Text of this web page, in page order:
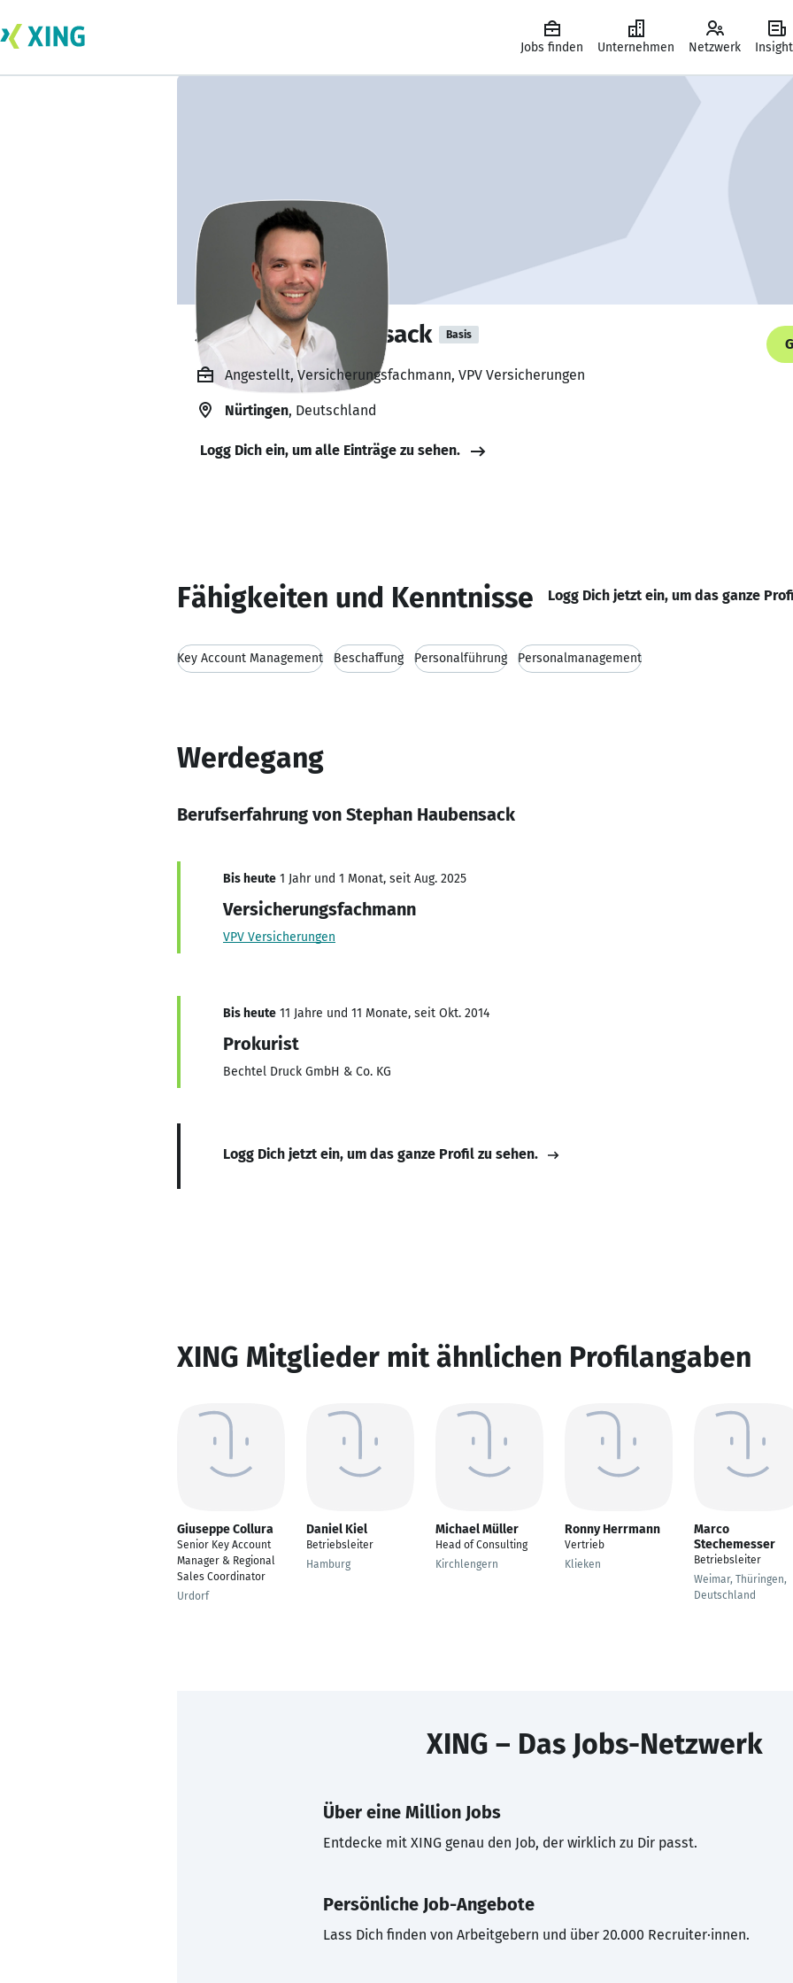
Jobs finden Unternehmen Netzwerk
Stephan Haubensack Basis
Angestellt, Versicherungsfachmann, VPV Versicherungen
Nürtingen, Deutschland
Logg Dich ein, um alle Einträge zu sehen.
Fähigkeiten und Kenntnisse Logg Dich jetzt ein, um das ganze
Key Account Management Beschaffung Personalführung Personalmanagement
Werdegang
Berufserfahrung von Stephan Haubensack
Bis heute 1 Jahr und 1 Monat, seit Aug. 2025
Versicherungsfachmann
VPV Versicherungen
Bis heute 11 Jahre und 11 Monate, seit Okt. 2014
Prokurist
Bechtel Druck GmbH & Co. KG
Logg Dich jetzt ein, um das ganze Profil zu sehen.
XING Mitglieder mit ähnlichen Profilangaben
Giuseppe Collura
Senior Key Account
Manager & Regional
Sales Coordinator
Urdorf
Daniel Kiel
Betriebsleiter
Hamburg
Michael Müller
Head of Consulting
Kirchlengern
Ronny Herrmann
Vertrieb
Klieken
Marco
Stechemesser
Betriebsleiter
Weimar, Thüringen,
Deutschland
XING – Das Jobs-Netzwerk
Über eine Million Jobs
Entdecke mit XING genau den Job, der wirklich zu Dir passt.
Persönliche Job-Angebote
Lass Dich finden von Arbeitgebern und über 20.000 Recruiter·innen.